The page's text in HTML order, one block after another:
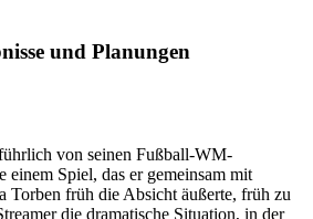
und Planungen
von seinen Fußball-WM-
einem Spiel, das er gemeinsam mit
Torben früh die Absicht äußerte, früh zu
die dramatische Situation, in der